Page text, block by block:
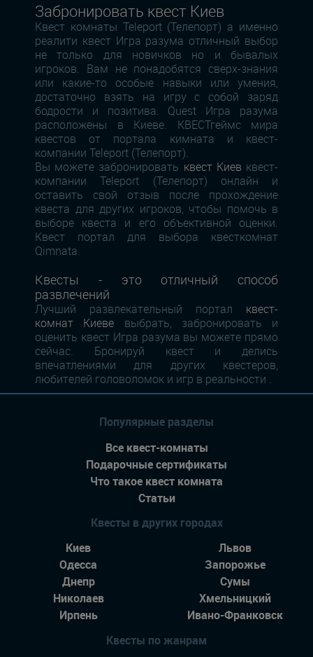
Забронировать квест Киев
Квест комнаты Teleport (Телепорт) а именно
реалити квест Игра разума отличный выбор
не только для новичков но и бывалых
игроков. Вам не понадобятся сверх-знания
или какие-то особые навыки или умения,
достаточно взять на игру с собой заряд
бодрости и позитива. Quest Игра разума
расположены в Киеве. КВЕСТгеймс мира
квестов от портала кимната и квест-
компании Teleport (Телепорт).
Вы можете забронировать квест Киев квест-
компании Teleport (Телепорт) онлайн и
оставить свой отзыв после прохождение
квеста для других игроков, чтобы помочь в
выборе квеста и его объективной оценки.
Квест портал для выбора квесткомнат
Qimnata.
Квесты - это отличный способ
развлечений
Лучший развлекательный портал квест-
комнат Киеве выбрать, забронировать и
оценить квест Игра разума вы можете прямо
сейчас. Бронируй квест и делись
впечатлениями для других квестеров,
любителей головоломок и игр в реальности .
Популярные разделы
Все квест-комнаты
Подарочные сертификаты
Что такое квест комната
Статьи
Квесты в других городах
Киев
Львов
Одесса
Запорожье
Днепр
Сумы
Николаев
Хмельницкий
Ирпень
Ивано-Франковск
Квесты по жанрам